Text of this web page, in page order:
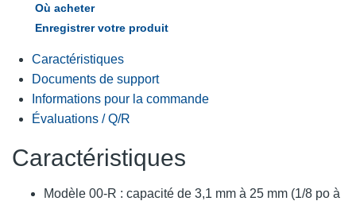
Où acheter
Enregistrer votre produit
Caractéristiques
Documents de support
Informations pour la commande
Évaluations / Q/R
Caractéristiques
Modèle 00-R : capacité de 3,1 mm à 25 mm (1/8 po à